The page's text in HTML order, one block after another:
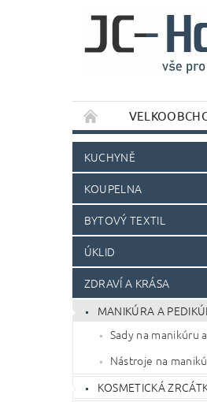
KUCHYNĚ
KOUPELNA
BYTOVÝ TEXTIL
ÚKLID
ZDRAVÍ A KRÁSA
MANIKÚRA A
Sady na manikúru
Nástroje na
KOSMETICKÁ